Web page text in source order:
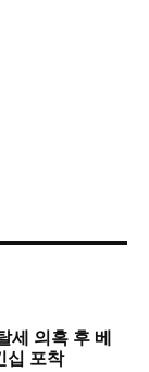
세 의혹 후 베
십 포착